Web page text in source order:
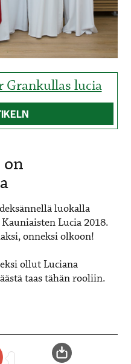
Grankullas lucia
luokalla
Lucia 2018.
onneksi olkoon!
ollut Luciana
taas tähän rooliin.